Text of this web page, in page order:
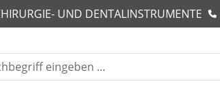
UND DENTALINSTRUMENTE